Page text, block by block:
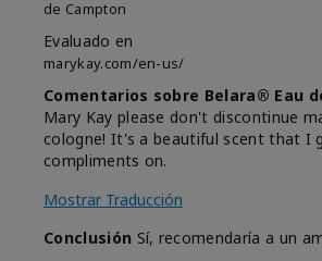
de Campton
Evaluado en
marykay.com/en-us/
Comentarios sobre Belara® Eau
Mary Kay please don't discontinue
cologne! It's a beautiful scent that I
compliments on.
Mostrar Traducción
Conclusión Sí, recomendaría a un